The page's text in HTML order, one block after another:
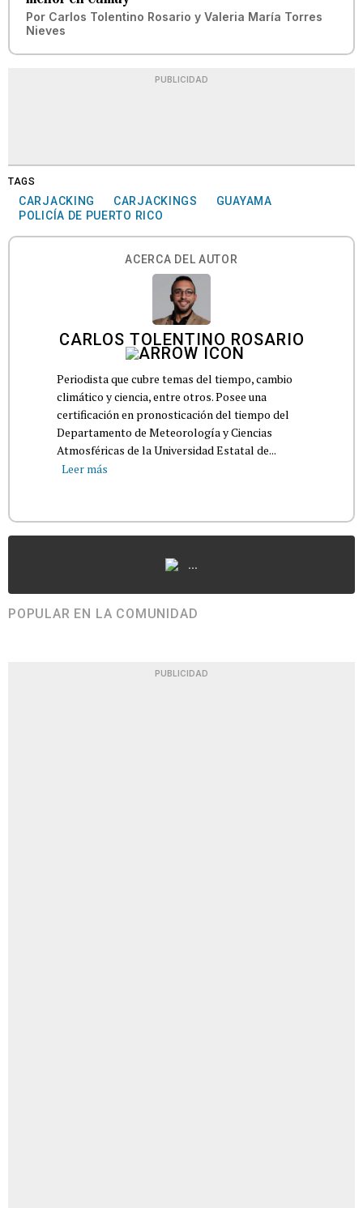
Por Carlos Tolentino Rosario y Valeria María Torres
Nieves
PUBLICIDAD
TAGS
CARJACKING CARJACKINGS
GUAYAMA
POLICÍA DE PUERTO RICO
ACERCA DEL AUTOR
CARLOS TOLENTINO ROSARIO
Periodista que cubre temas del tiempo, cambio
climático y ciencia, entre otros. Posee una
certificación en pronosticación del tiempo del
Departamento de Meteorología y Ciencias
Atmosféricas de la Universidad Estatal de...
Leer más
...
POPULAR EN LA COMUNIDAD
PUBLICIDAD